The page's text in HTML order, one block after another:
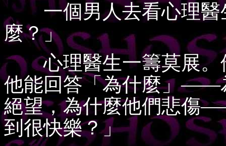
一個男人去看心理醫
麼？」
心理醫生一籌莫展。
他能回答「為什麼」——
絕望，為什麼他們悲傷
到很快樂？」